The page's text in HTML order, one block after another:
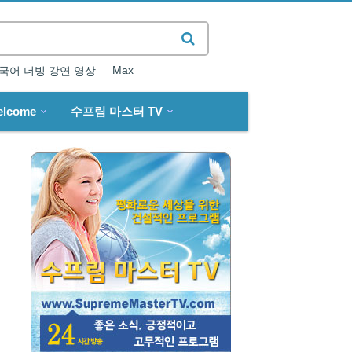
어 더빙 강연 영상 Max
수프림 마스터 TV